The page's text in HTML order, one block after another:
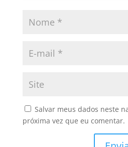
Salvar meus dados neste
próxima vez que eu comentar.